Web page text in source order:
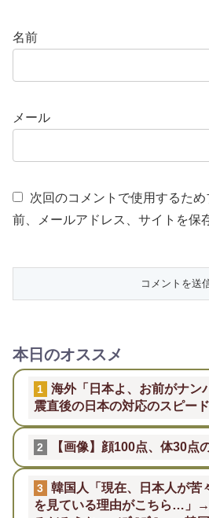
名前
メール
次回のコメントで使用するた
前、メールアドレス、サイトを保
本日のオススメ
1
海外「日本よ、お前がナン
震直後の日本の対応のスピー
2 【画像】顔100点、体30点
3
韓国人「現在、日本人が苦
を見ている理由がこちら…」